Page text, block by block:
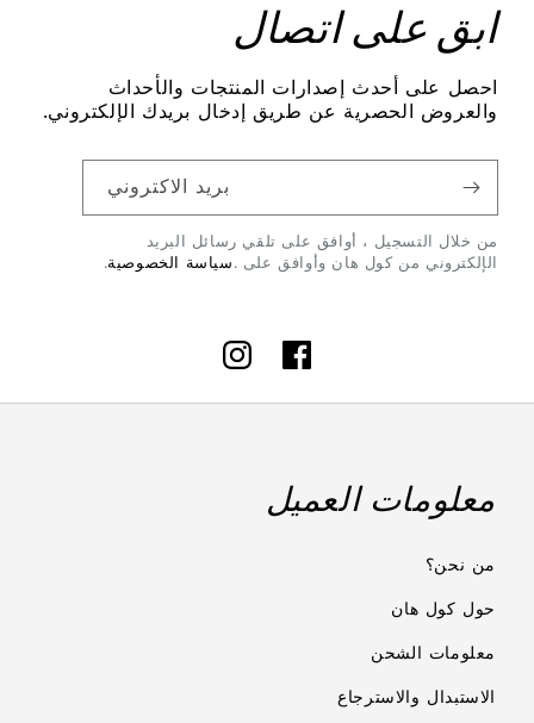
ابق على اتصال
احصل على أحدث إصدارات المنتجات والأحداث
والعروض الحصرية عن طريق إدخال بريدك الإلكتروني.
بريد الاكتروني
من خلال التسجيل ، أوافق على تلقي رسائل البريد
الإلكتروني من كول هان وأوافق على . سياسة الخصوصية.
InstagramFacebook
معلومات العميل
من نحن؟
حول كول هان
معلومات الشحن
الاستبدال والاسترجاع